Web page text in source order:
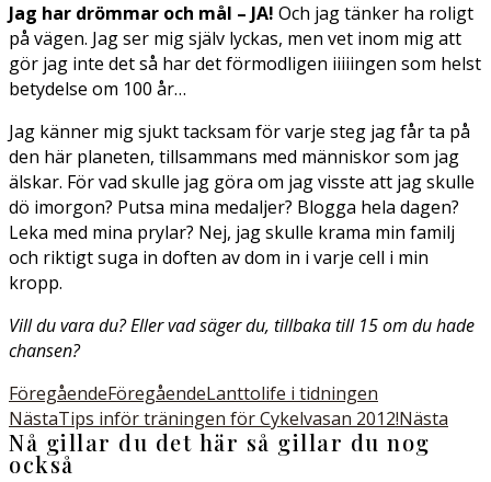
Jag har drömmar och mål – JA! Och jag tänker ha roligt
på vägen. Jag ser mig själv lyckas, men vet inom mig att
gör jag inte det så har det förmodligen iiiiingen som helst
betydelse om 100 år…
Jag känner mig sjukt tacksam för varje steg jag får ta på
den här planeten, tillsammans med människor som jag
älskar. För vad skulle jag göra om jag visste att jag skulle
dö imorgon? Putsa mina medaljer? Blogga hela dagen?
Leka med mina prylar? Nej, jag skulle krama min familj
och riktigt suga in doften av dom in i varje cell i min
kropp.
Vill du vara du? Eller vad säger du, tillbaka till 15 om du hade
chansen?
FöregåendeFöregåendeLanttolife i tidningen
NästaTips inför träningen för Cykelvasan 2012!Nästa
Nå gillar du det här så gillar du nog
också